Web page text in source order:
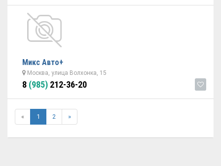
Микс Авто+
Москва, улица Волхонка, 15
8 (985) 212-36-20
« 1 2 »